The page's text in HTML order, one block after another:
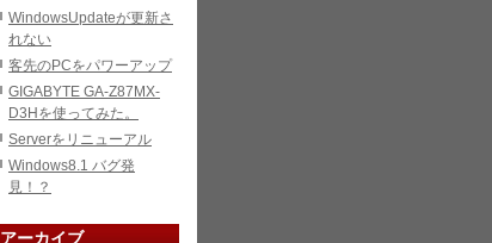
WindowsUpdateが更新さ
れない
客先のPCをパワーアップ
GIGABYTE GA-Z87MX-
D3Hを使ってみた。
Serverをリニューアル
Windows8.1 バグ発
見！？
アーカイブ